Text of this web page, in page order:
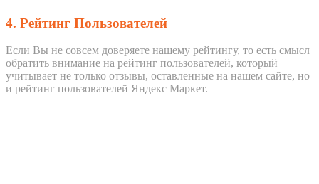
4. Рейтинг Пользователей
Если Вы не совсем доверяете нашему рейтингу, то есть смысл
обратить внимание на рейтинг пользователей, который
учитывает не только отзывы, оставленные на нашем сайте, но
и рейтинг пользователей Яндекс Маркет.